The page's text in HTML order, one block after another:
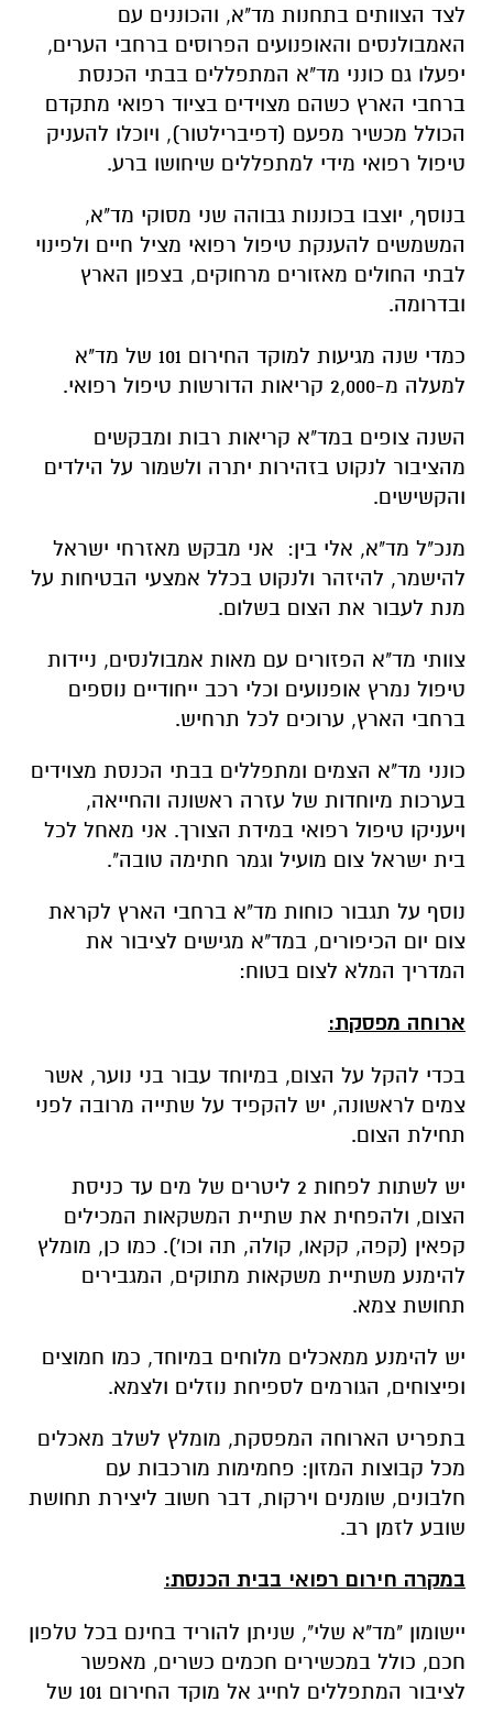
לצד הצוותים בתחנות מד"א, והכוננים עם
האמבולנסים והאופנועים הפרוסים ברחבי הערים,
יפעלו גם כונני מד"א המתפללים בבתי הכנסת
ברחבי הארץ כשהם מצוידים בציוד רפואי מתקדם
הכולל מכשיר מפעם (דפיברילטור), ויוכלו להעניק
טיפול רפואי מידי למתפללים שיחושו ברע.
בנוסף, יוצבו בכוננות גבוהה שני מסוקי מד"א,
המשמשים להענקת טיפול רפואי מציל חיים ולפינוי
לבתי החולים מאזורים מרחוקים, בצפון הארץ
ובדרומה.
כמדי שנה מגיעות למוקד החירום 101 של מד"א
למעלה מ-2,000 קריאות הדורשות טיפול רפואי.
השנה צופים במד"א קריאות רבות ומבקשים
מהציבור לנקוט בזהירות יתרה ולשמור על הילדים
והקשישים.
מנכ"ל מד"א, אלי בין: אני מבקש מאזרחי ישראל
להישמר, להיזהר ולנקוט בכלל אמצעי הבטיחות על
מנת לעבור את הצום בשלום.
צוותי מד"א הפזורים עם מאות אמבולנסים, ניידות
טיפול נמרץ אופנועים וכלי רכב ייחודיים נוספים
ברחבי הארץ, ערוכים לכל תרחיש.
כונני מד"א הצמים ומתפללים בבתי הכנסת מצוידים
בערכות מיוחדות של עזרה ראשונה והחייאה,
ויעניקו טיפול רפואי במידת הצורך. אני מאחל לכל
בית ישראל צום מועיל וגמר חתימה טובה".
נוסף על תגבור כוחות מד"א ברחבי הארץ לקראת
צום יום הכיפורים, במד"א מגישים לציבור את
המדריך המלא לצום בטוח:
ארוחה מפסקת:
בכדי להקל על הצום, במיוחד עבור בני נוער, אשר
צמים לראשונה, יש להקפיד על שתייה מרובה לפני
תחילת הצום.
יש לשתות לפחות 2 ליטרים של מים עד כניסת
הצום, ולהפחית את שתיית המשקאות המכילים
קפאין (קפה, קקאו, קולה, תה וכו'). כמו כן, מומלץ
להימנע משתיית משקאות מתוקים, המגבירים
תחושת צמא.
יש להימנע ממאכלים מלוחים במיוחד, כמו חמוצים
ופיצוחים, הגורמים לספיחת נוזלים ולצמא.
בתפריט הארוחה המפסקת, מומלץ לשלב מאכלים
מכל קבוצות המזון: פחמימות מורכבות עם
חלבונים, שומנים וירקות, דבר חשוב ליצירת תחושת
שובע לזמן רב.
במקרה חירום רפואי בבית הכנסת:
יישומון "מד"א שלי", שניתן להוריד בחינם בכל טלפון
חכם, כולל במכשירים חכמים כשרים, מאפשר
לציבור המתפללים לחייג אל מוקד החירום 101 של